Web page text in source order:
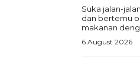
Suka jalan-
dan bertemu
makanan
6 August 2026